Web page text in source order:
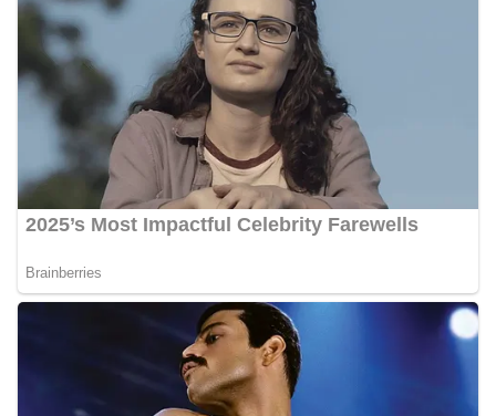
Polri dengan Masyarakat‎Kegiatan sambang Door
to Door System ini merupakan salah satu bentuk
implementasi program Polri Presisi yang
mengedepankan kehadiran dan kedekatan
personel Kepolisian dengan masyarakat. Melalui
kegiatan semacam ini, Bhabinkamtibmas tidak
hanya berperan sebagai penyampai informasi
dan imbauan, tetapi juga sebagai mitra
masyarakat dalam menjaga keamanan lingkungan
secara bersama-sama.‎‎Kehadiran
diharapkan dapat semakin mempererat
hubungan kemitraan antara Polri dan
masyarakat, sekaligus membangun kesadaran
kolektif warga akan pentingnya menjaga
keamanan, ketertiban, dan kekompakan
lingkungan, khususnya dalam menyambut
momentum bersejarah HUT Kemerdekaan